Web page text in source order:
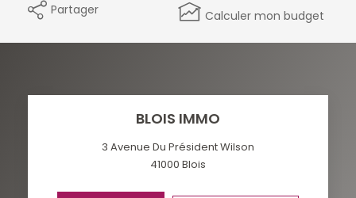
Partager
Calculer mon budget
BLOIS IMMO
3 Avenue Du Président Wilson
41000 Blois